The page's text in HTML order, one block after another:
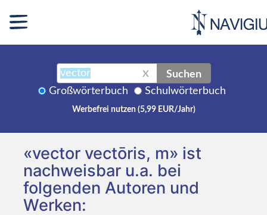
X Suchen
Großwörterbuch Schulwörterbuch
Werbefrei nutzen (5,99 EUR/Jahr)
«vector vectōris, m» ist
nachweisbar u.a. bei
folgenden Autoren und
Werken: